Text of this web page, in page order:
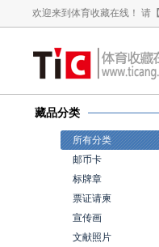
欢迎来到体育收藏在线！ 请【
藏品分类
所有分类
邮币卡
标牌章
票证请柬
宣传画
文献照片